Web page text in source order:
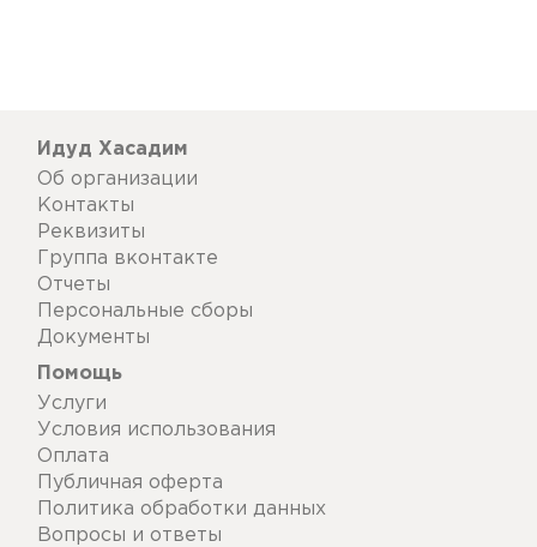
Идуд Хасадим
Об организации
Контакты
Реквизиты
Группа вконтакте
Отчеты
Персональные сборы
Документы
Помощь
Услуги
Условия использования
Оплата
Публичная оферта
Политика обработки данных
Вопросы и ответы